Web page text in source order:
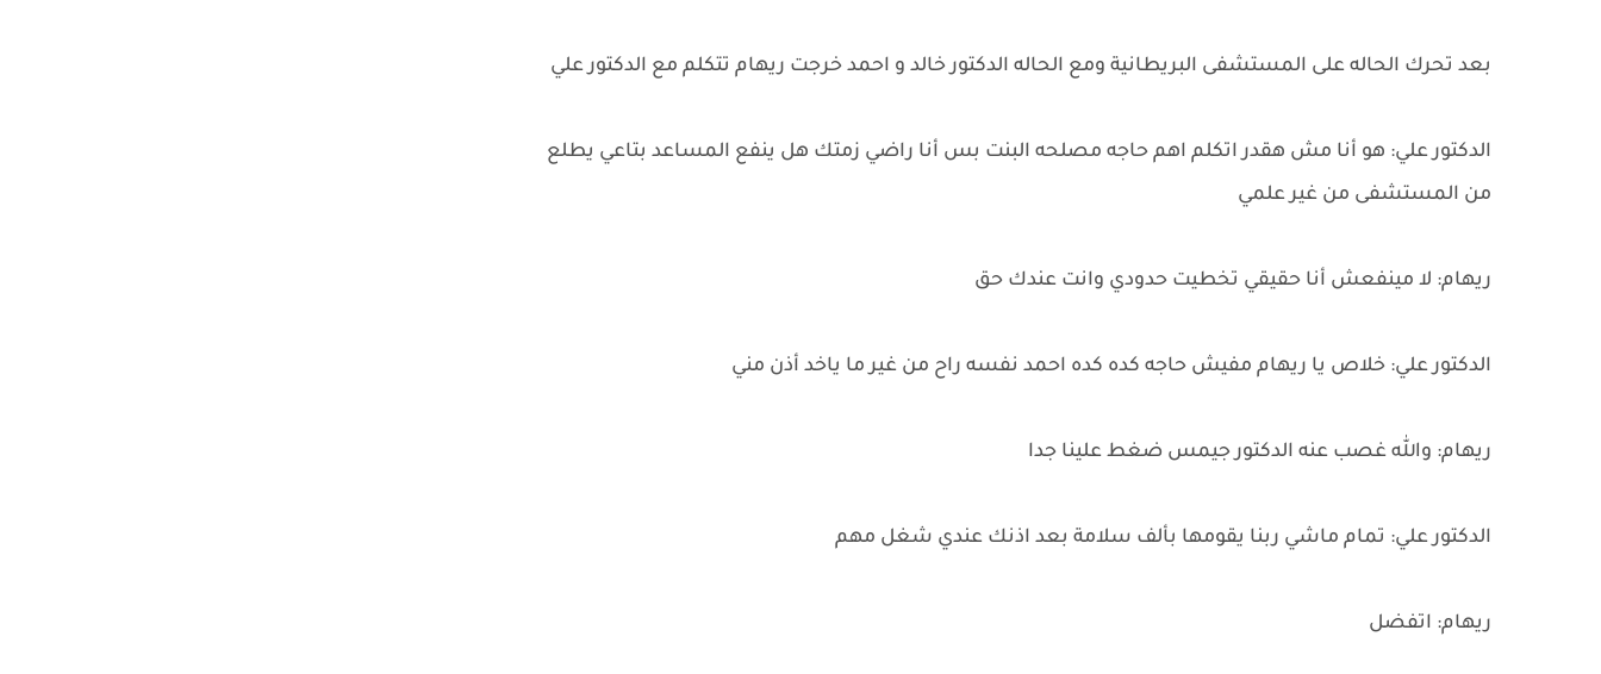
بعد تحرك الحاله على المستشفى البريطانية ومع الحاله الدكتور خالد و احمد خرجت ريهام تتكلم مع الدكتور علي
الدكتور علي: هو أنا مش هقدر اتكلم اهم حاجه مصلحه البنت بس أنا راضي زمتك هل ينفع المساعد بتاعي يطلع
من المستشفى من غير علمي
ريهام: لا مينفعش أنا حقيقي تخطيت حدودي وانت عندك حق
الدكتور علي: خلاص يا ريهام مفيش حاجه كده كده احمد نفسه راح من غير ما ياخد أذن مني
ريهام: والله غصب عنه الدكتور جيمس ضغط علينا جدا
الدكتور علي: تمام ماشي ربنا يقومها بألف سلامة بعد اذنك عندي شغل مهم
ريهام: اتفضل